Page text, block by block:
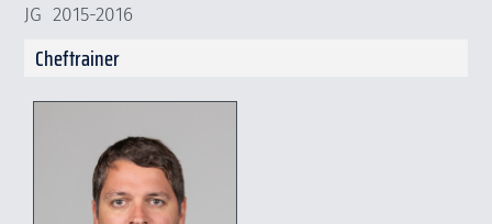
JG 2015-2016
Cheftrainer